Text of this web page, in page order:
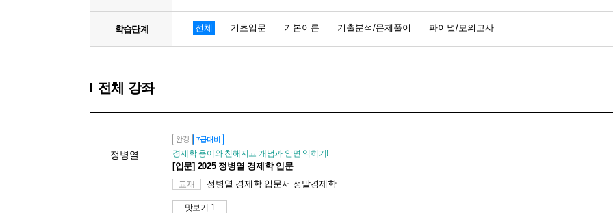
학습단계 전체 기초입문 기본이론 기출분석/문제풀이 파이널/모의고사
전체 강좌
정병열
완강 7급대비
경제학 용어와 친해지고 개념과 안면 익히기!
[입문] 2025 정병열 경제학 입문
교재 정병열 경제학 입문서 정말경제학
맛보기 1